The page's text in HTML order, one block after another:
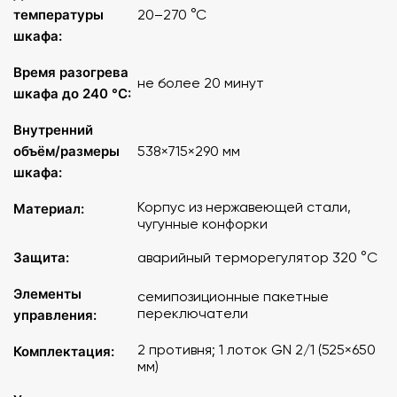
температуры
шкафа:
20–270 °C
Время разогрева
шкафа до 240 °C:
не более 20 минут
Внутренний
объём/размеры
шкафа:
538×715×290 мм
Материал:
Корпус из нержавеющей стали,
чугунные конфорки
Защита:
аварийный терморегулятор 320 °C
Элементы
управления:
семипозиционные пакетные
переключатели
Комплектация:
2 противня; 1 лоток GN 2/1 (525×650
мм)